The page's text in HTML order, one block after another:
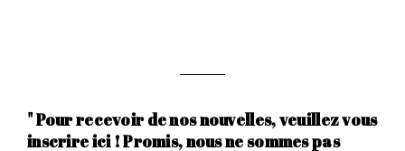
" Pour recevoir de nos nouvelles, veuillez vous
inscrire ici ! Promis, nous ne sommes pas